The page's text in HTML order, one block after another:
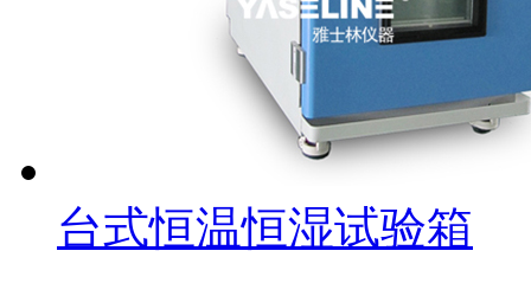
台式恒温恒湿试验箱